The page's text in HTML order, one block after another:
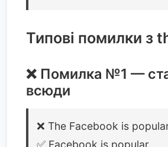
Типові помилки з
❌ Помилка №1 —
всюди
❌ The Facebook is
✅ Facebook is popular.